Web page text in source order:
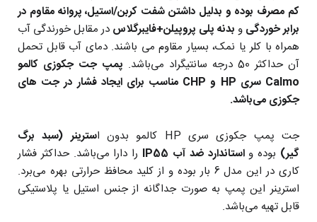
کم مصرف بوده و بدلیل داشتن شفت کربن/استیل، پروانه مقاوم در
برابر خوردگی و بدنه پلی پروپیلن+فایبرگلاس در مقابل خورندگی آب
همراه با کلر یا نمک، بسیار مقاوم می باشند. دمای آب قابل تحمل
آن حداکثر 50 درجه سانتیگراد می‌باشد.
پمپ جت جکوزی کالمو
Calmo سری HP و CHP مناسب برای ایجاد فشار در جت های
جکوزی می‌باشد.
جت پمپ جکوزی سری HP کالمو بدون ا
سترینر (سبد برگ
گیر) بوده واستاندارد ضد آب IP55
را دارا می‌باشد. حداکثر فشار
کاری در این مدل 6 بار بوده و از کلید محافظ حرارتی بهره می‌برد.
استرینر این پمپ به صورت جداگانه از جنس استیل یا پلاستیکی
قابل تهیه می‌باشد.